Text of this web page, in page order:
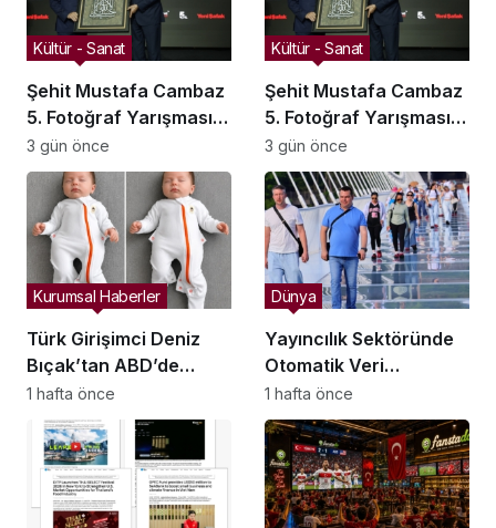
Şehit Mustafa Cambaz
5. Fotoğraf Yarışması
Ödülleri Demokrasi ve
Özgürlükler Adası’nda
Sahiplerini Buldu
Kültür - Sanat
3 gün önce
Şehit Mustafa Cambaz
5. Fotoğraf Yarışması
Ödülleri Demokrasi ve
Özgürlükler Adası’nda
Sahiplerini Buldu
Kültür - Sanat
3 gün önce
Türk Girişimci Deniz
Bıçak’tan ABD’de
Bebek Güvenli
Uykusuna Yenilikçi
Dokunuş
Kurumsal Haberler
1 hafta önce
Yayıncılık Sektöründe
Otomatik Veri
Entegrasyonu
Süreçleri Başlatıldı
Dünya
1 hafta önce